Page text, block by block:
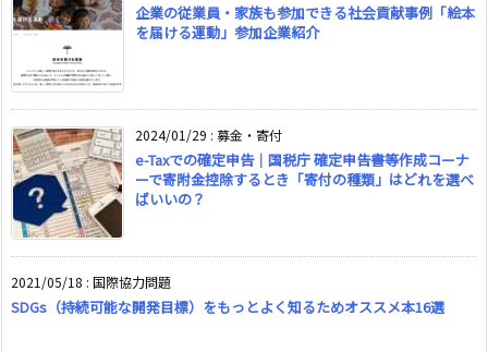
企業の従業員・家族も参加できる社会貢献事例「絵本
を届ける運動」参加企業紹介
2024/01/29 : 募金・寄付
e-Taxでの確定申告｜国税庁 確定申告書等作成コーナ
ーで寄附金控除するとき「寄付の種類」はどれを選べ
ばいいの？
2021/05/18 : 国際協力問題
SDGs（持続可能な開発目標）をもっとよく知るためオススメ本16選